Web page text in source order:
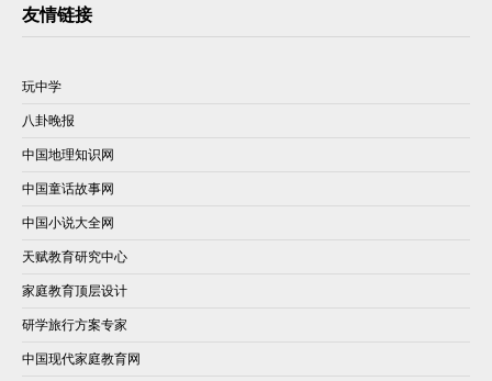
友情链接
玩中学
八卦晚报
中国地理知识网
中国童话故事网
中国小说大全网
天赋教育研究中心
家庭教育顶层设计
研学旅行方案专家
中国现代家庭教育网